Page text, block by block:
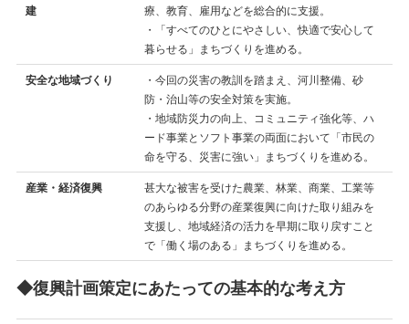
建
療、教育、雇用などを総合的に支援。
・「すべてのひとにやさしい、快適で安心して
暮らせる」まちづくりを進める。
安全な地域づくり
・今回の災害の教訓を踏まえ、河川整備、砂
防・治山等の安全対策を実施。
・地域防災力の向上、コミュニティ強化等、ハ
ード事業とソフト事業の両面において「市民の
命を守る、災害に強い」まちづくりを進める。
産業・経済復興
甚大な被害を受けた農業、林業、商業、工業等
のあらゆる分野の産業復興に向けた取り組みを
支援し、地域経済の活力を早期に取り戻すこと
で「働く場のある」まちづくりを進める。
◆復興計画策定にあたっての基本的な考え方